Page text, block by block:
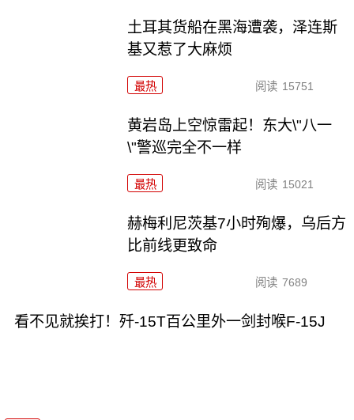
土耳其货船在黑海遭袭，泽连斯
基又惹了大麻烦
最热 阅读 15751
黄岩岛上空惊雷起！东大\"八一
\"警巡完全不一样
最热 阅读 15021
赫梅利尼茨基7小时殉爆，乌后方
比前线更致命
最热 阅读 7689
看不见就挨打！歼-15T百公里外一剑封喉F-15J